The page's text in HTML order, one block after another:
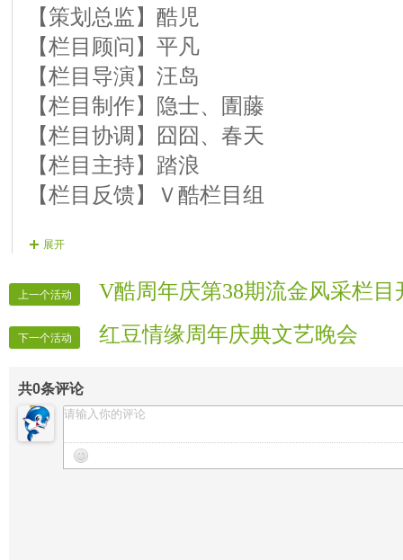
听雨《中场舞》
冰儿《歌曲 酒醉的探戈、怀念战友》
浅唱《歌曲 爱拼才会赢、欢喜就好》
5.《Ｖ酷周年庆第39期结场乐》乐手紫
6.《Ｖ酷周年庆第39期结束舞》舞者河
6.《Ｖ酷周年庆第39期闭幕词》主持踏
【策划总监】酷児
【栏目顾问】平凡
【栏目导演】汪岛
【栏目制作】隐士、圊藤
【栏目协调】囧囧、春天
【栏目主持】踏浪
【栏目反馈】Ｖ酷栏目组
展开
上一个活动 V酷周年庆第38期流金风采栏
下一个活动 红豆情缘周年庆典文艺晚会
共0条评论